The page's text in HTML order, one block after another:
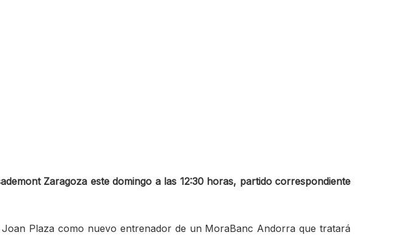
Zaragoza este domingo a las 12:30 horas, partido correspondiente
Plaza como nuevo entrenador de un MoraBanc Andorra que tratará